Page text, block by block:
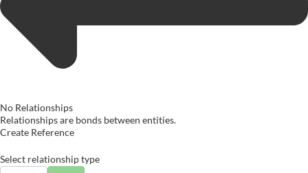
No Relationships
Relationships are bonds between entities.
Create Reference
Select relationship type